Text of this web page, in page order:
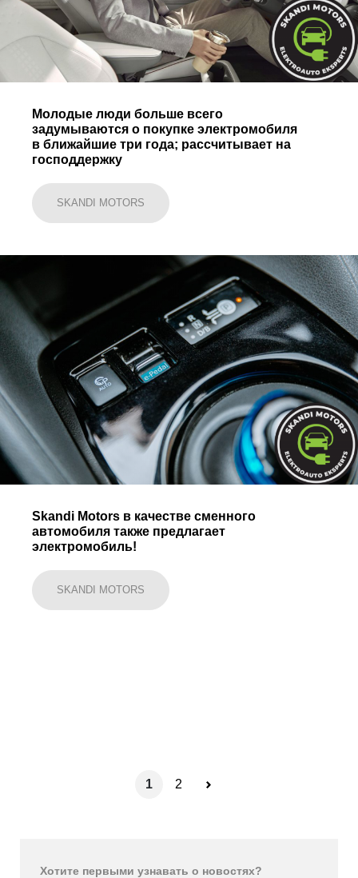
Молодые люди больше всего
задумываются о покупке электромобиля
в ближайшие три года; рассчитывает на
господдержку
SKANDI MOTORS
Skandi Motors в качестве сменного
автомобиля также предлагает
электромобиль!
SKANDI MOTORS
1 2
Хотите первыми узнавать о новостях?